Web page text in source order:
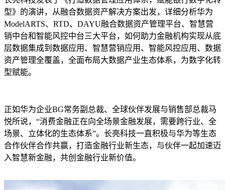
型》的演讲，从融合数据资产解决方案出发，详细分析华为
ModelARTS、RTD、DAYU融合数据资产管理平台、智慧营
销中台和智能风控中台三大平台，如何助力金融机构实现从底
层数据集成到数据应用、智慧营销应用、智能风控应用、数据
资产管理全覆盖，全面布局大数据产业生态体系，为数字化转
型赋能。
正如华为企业BG常务副总裁、全球伙伴发展与销售部总裁马
悦所说，“消费金融正在向全场景金融发展，需要跨行业、全
场景、立体化的生态体系”。长亮科技一直积极与华为等生态
合作伙伴合作共赢，打造金融行业新生态，与伙伴一起加速迈
入智慧新金融，共创金融行业新价值。